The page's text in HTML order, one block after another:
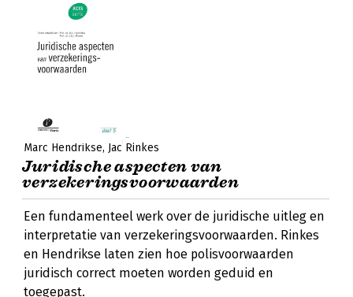
Marc Hendrikse Jac Rinkes
Juridische aspecten van
verzekeringsvoorwaarden
Een fundamenteel werk over de juridische uitleg en
interpretatie van verzekeringsvoorwaarden. Rinkes
en Hendrikse laten zien hoe polisvoorwaarden
juridisch correct moeten worden geduid en
toegepast.